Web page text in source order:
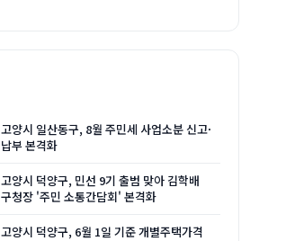
고양시 일산동구, 8월 주민세 사업소분 신고·
납부 본격화
고양시 덕양구, 민선 9기 출범 맞아 김학배
구청장 '주민 소통간담회' 본격화
고양시 덕양구, 6월 1일 기준 개별주택가격